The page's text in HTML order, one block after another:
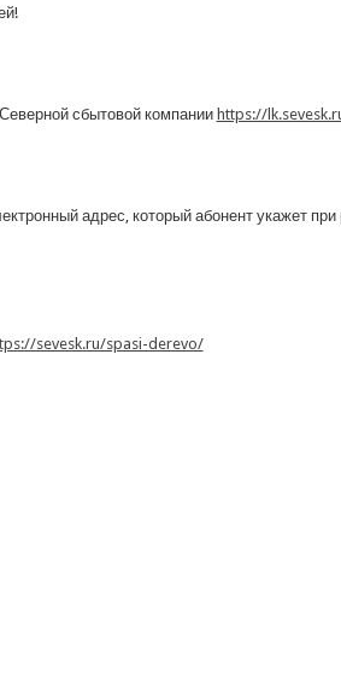
сбытовой компании https://
адрес, который абонент укажет
sevesk.ru/spasi-derevo/